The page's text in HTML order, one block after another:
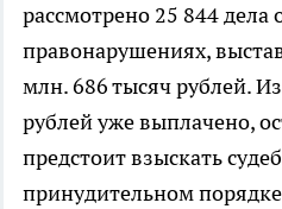
рассмотрено 25 844
правонарушениях,
млн. 686 тысяч рублей.
рублей уже выплачено,
предстоит взыскать
принудительном